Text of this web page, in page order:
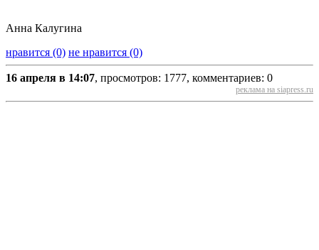
Анна Калугина
нравится (0) не нравится (0)
16 апреля в 14:07, просмотров: 1777, комментариев: 0
реклама на siapress.ru